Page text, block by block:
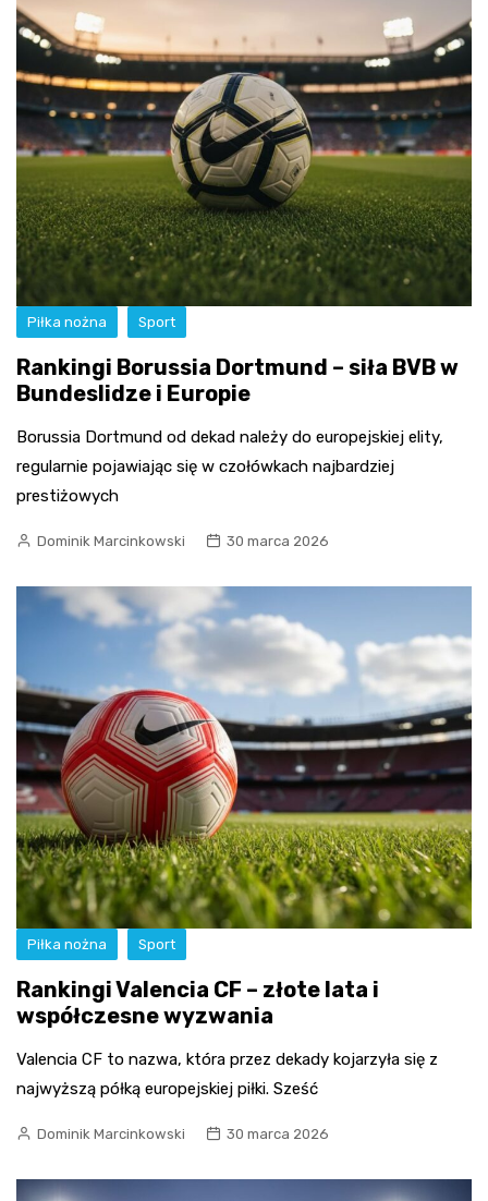
Piłka nożna Sport
Rankingi Borussia Dortmund – siła BVB w
Bundeslidze i Europie
Borussia Dortmund od dekad należy do europejskiej elity,
regularnie pojawiając się w czołówkach najbardziej
prestiżowych
Dominik Marcinkowski 30 marca 2026
Piłka nożna Sport
Rankingi Valencia CF – złote lata i
współczesne wyzwania
Valencia CF to nazwa, która przez dekady kojarzyła się z
najwyższą półką europejskiej piłki. Sześć
Dominik Marcinkowski 30 marca 2026